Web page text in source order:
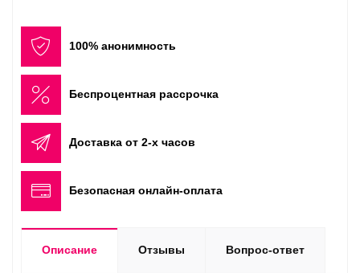
100% анонимность
Беспроцентная рассрочка
Доставка от 2-х часов
Безопасная онлайн-оплата
Описание Отзывы Вопрос-ответ